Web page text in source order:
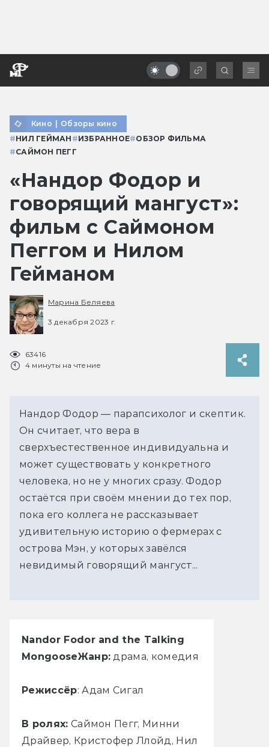
Кино | Обзоры кино
#НИЛ ГЕЙМАН #ИЗБРАННОЕ#ОБЗОР ФИЛЬМА
#САЙМОН ПЕГГ
«Нандор Фодор и
говорящий мангуст»:
фильм с Саймоном
Пеггом и Нилом
Гейманом
Марина Беляева
3 декабря 2023 г.
63416
4 минуты на чтение
Нандор Фодор — парапсихолог и скептик.
Он считает, что вера в
сверхъестественное индивидуальна и
может существовать у конкретного
человека, но не у многих сразу. Фодор
остаётся при своём мнении до тех пор,
пока его коллега не рассказывает
удивительную историю о фермерах с
острова Мэн, у которых завёлся
невидимый говорящий мангуст...
Nandor Fodor and the Talking
MongooseЖанр: драма, комедия
Режиссёр: Адам Сигал
В ролях: Саймон Пегг, Минни
Драйвер, Кристофер Ллойд, Нил